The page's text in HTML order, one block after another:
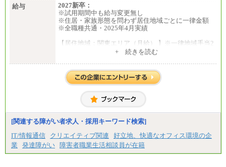
給与
2027新卒：
※試用期間中も給与変更無し
※住居・家族形態を問わず居住地域ごとに一律金額
※全職種共通・2025年4月実績
【居住地域：関東エリア（月給） 】※一律地域手当2
大学卒：250,000円
高専卒：244,800円
短大・専門3年制卒：235,300円
専門1年制卒：212,900円
【居住地域：関西エリア（月給） 】※一律地域手当1
5,000円含む
大学院卒：266,100円
大学卒：240,000円
高専卒：234,800円
短大・専門3年制卒：225,300円
+ 続きを読む
[関連する障がい者求人・採用キーワード検索]
IT/情報通信
クリエイティブ関連
好立地、快適なオフィス環境の企
業
発達障がい 障害者職業生活相談員が在籍